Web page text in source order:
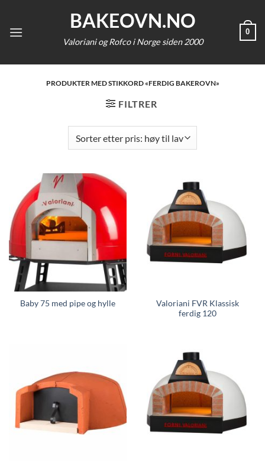
content
BAKEOVN.NO
Valoriani og Rofco i Norge siden 2000
0
PRODUKTER MED STIKKORD «FERDIG BAKEROVN»
FILTRER
Baby 75 med pipe og hylle
Valoriani FVR Klassisk
ferdig 120